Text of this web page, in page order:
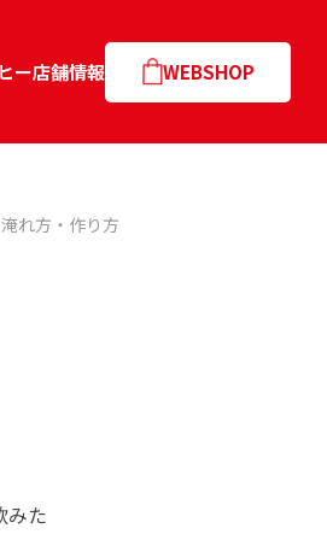
ー店舗情報 WEBSHOP
れ方・作り方
みた